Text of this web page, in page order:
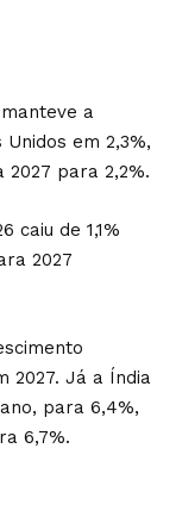
a
em 2,3%,
para 2,2%.
caiu de 1,1%
2027
2027. Já a Índia
para 6,4%,
6,7%.